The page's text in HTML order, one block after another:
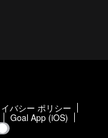
バシー ポリシー
Goal App (iOS)